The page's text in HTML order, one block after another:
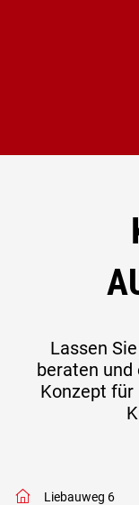
Lassen
beraten
Konzept für
w
Liebauweg 6